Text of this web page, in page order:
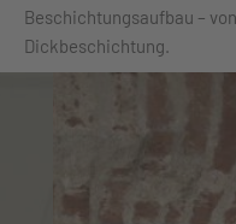
Beschichtungsaufbau –
Dickbeschichtung.